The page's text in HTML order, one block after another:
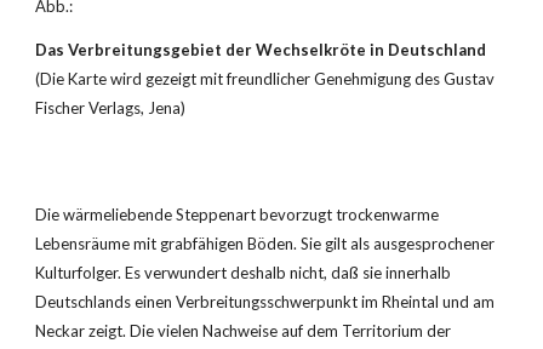
Abb.:
Das Verbreitungsgebiet der Wechselkröte in Deutschland
(Die Karte wird gezeigt mit freundlicher Genehmigung des Gustav
Fischer Verlags, Jena)
Die wärmeliebende Steppenart bevorzugt trockenwarme
Lebensräume mit grabfähigen Böden. Sie gilt als ausgesprochener
Kulturfolger. Es verwundert deshalb nicht, daß sie innerhalb
Deutschlands einen Verbreitungsschwerpunkt im Rheintal und am
Neckar zeigt. Die vielen Nachweise auf dem Territorium der